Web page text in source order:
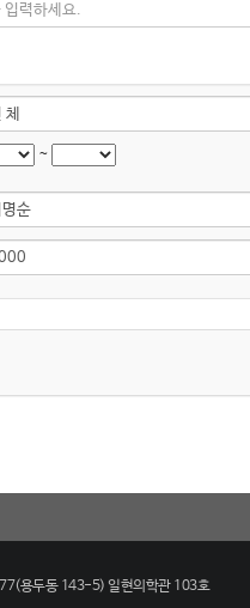
~
용두동 143-5) 일현의학관 103호